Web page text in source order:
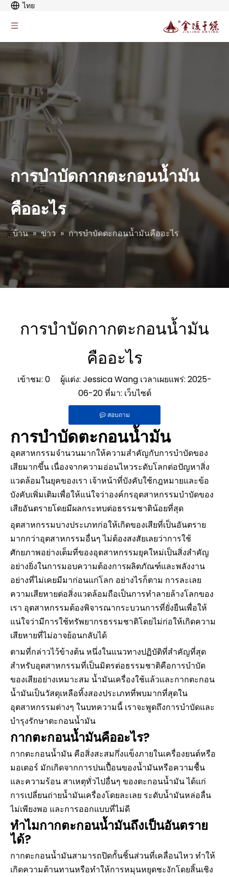
ไทย
การบำบัดกากตะกอนน้ำมัน
คืออะไร
บ้าน » ข่าว » การบำบัดตะกอนน้ำมันคืออะไร
การบำบัดกากตะกอนน้ำมัน
คืออะไร
เข้าชม: 0 ผู้แต่ง: Jessica Wang เวลาเผยแพร่: 2025-
06-20 ที่มา: เว็บไซต์
สอบถาม
การบำบัดตะกอนน้ำมัน
อุตสาหกรรมจำนวนมากให้ความสำคัญกับการบำบัดของ
เสียมากขึ้น เนื่องจากความอ่อนไหวระดับโลกต่อปัญหาสิ่ง
แวดล้อมในยุคของเรา เจ้าหน้าที่บังคับใช้กฎหมายและข้อ
บังคับเพิ่มเติมเพื่อให้แน่ใจว่าองค์กรอุตสาหกรรมบำบัดของ
เสียอันตรายโดยมีผลกระทบต่อธรรมชาติน้อยที่สุด
อุตสาหกรรมบางประเภทก่อให้เกิดของเสียที่เป็นอันตราย
มากกว่าอุตสาหกรรมอื่นๆ ไม่ต้องสงสัยเลยว่าการใช้
ศักยภาพอย่างเต็มที่ของอุตสาหกรรมยุคใหม่เป็นสิ่งสำคัญ
อย่างยิ่งในการมอบความต้องการผลิตภัณฑ์และพลังงาน
อย่างที่ไม่เคยมีมาก่อนแก่โลก อย่างไรก็ตาม การละเลย
ความเสียหายต่อสิ่งแวดล้อมถือเป็นการทำลายล้างโลกของ
เรา อุตสาหกรรมต้องพิจารณากระบวนการที่ยั่งยืนเพื่อให้
แน่ใจว่ามีการใช้ทรัพยากรธรรมชาติโดยไม่ก่อให้เกิดความ
เสียหายที่ไม่อาจย้อนกลับได้
ตามที่กล่าวไว้ข้างต้น หนึ่งในแนวทางปฏิบัติที่สำคัญที่สุด
สำหรับอุตสาหกรรมที่เป็นมิตรต่อธรรมชาติคือการบำบัด
ของเสียอย่างเหมาะสม น้ำมันเครื่องใช้แล้วและกากตะกอน
น้ำมันเป็นวัสดุเหลือทิ้งสองประเภทที่พบมากที่สุดใน
อุตสาหกรรมต่างๆ ในบทความนี้ เราจะพูดถึงการบำบัดและ
บำรุงรักษาตะกอนน้ำมัน
กากตะกอนน้ำมันคืออะไร?
กากตะกอนน้ำมัน คือสิ่งสะสมกึ่งแข็งภายในเครื่องยนต์หรือ
มอเตอร์ มักเกิดจากการปนเปื้อนของน้ำมันหรือความชื้น
และความร้อน สาเหตุทั่วไปอื่นๆ ของตะกอนน้ำมัน ได้แก่
การเปลี่ยนถ่ายน้ำมันเครื่องโดยละเลย ระดับน้ำมันหล่อลื่น
ไม่เพียงพอ และการออกแบบที่ไม่ดี
ทำไมกากตะกอนน้ำมันถึงเป็นอันตราย
ได้?
กากตะกอนน้ำมันสามารถปิดกั้นชิ้นส่วนที่เคลื่อนไหว ทำให้
เกิดความต้านทานหรือทำให้การหมุนหยุดชะงักโดยสิ้นเชิง